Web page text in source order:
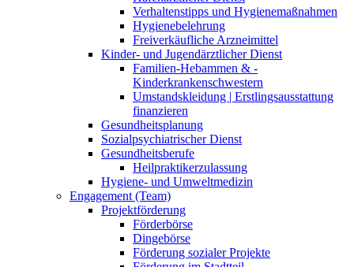
Verhaltenstipps und Hygienemaßnahmen
Hygienebelehrung
Freiverkäufliche Arzneimittel
Kinder- und Jugendärztlicher Dienst
Familien-Hebammen & -
Kinderkrankenschwestern
Umstandskleidung | Erstlingsausstattung
finanzieren
Gesundheitsplanung
Sozialpsychiatrischer Dienst
Gesundheitsberufe
Heilpraktikerzulassung
Hygiene- und Umweltmedizin
Engagement (Team)
Projektförderung
Förderbörse
Dingebörse
Förderung sozialer Projekte